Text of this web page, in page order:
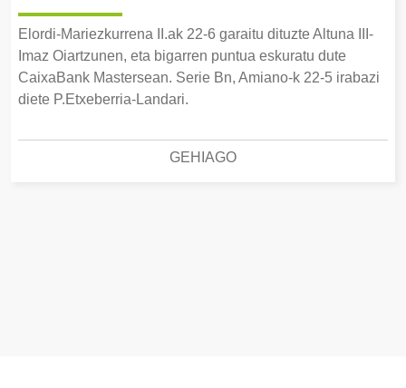
Elordi-Mariezkurrena II.ak 22-6 garaitu dituzte Altuna III-
Imaz Oiartzunen, eta bigarren puntua eskuratu dute
CaixaBank Mastersean. Serie Bn, Amiano-k 22-5 irabazi
diete P.Etxeberria-Landari.
GEHIAGO